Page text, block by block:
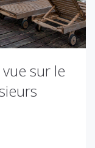
vue sur le